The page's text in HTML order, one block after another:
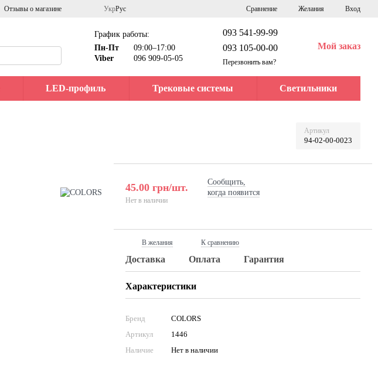
Отзывы о магазине УкрРус Сравнение Желания Вход
График работы:
Пн-Пт
09:00–17:00
Viber
096 909-05-05
093 541-99-99
093 105-00-00
Перезвонить вам?
Мой заказ
LED-профиль Трековые системы Светильники
Артикул
94-02-00-0023
45.00 грн/шт.
Нет в наличии
Сообщить,
когда появится
В желания К сравнению
Доставка Оплата Гарантия
Характеристики
Бренд
COLORS
Артикул
1446
Наличие
Нет в наличии